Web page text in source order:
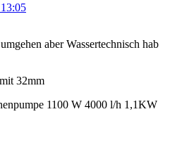
aber Wassertechnisch hab
32mm
1100 W 4000 l/h 1,1KW